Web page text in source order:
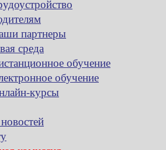
партнеры
среда
обучение
обучение
курсы